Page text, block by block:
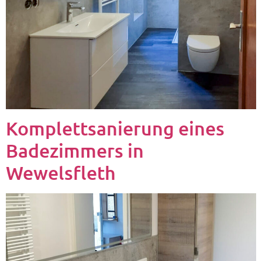
Komplettsanierung eines
Badezimmers in
Wewelsfleth